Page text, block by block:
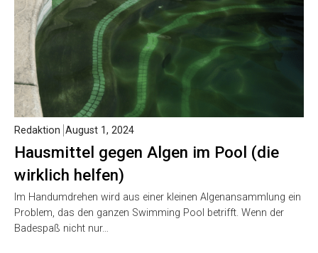
Hausmittel gegen Algen im Pool (die
wirklich helfen)
Redaktion August 1, 2024
Im Handumdrehen wird aus einer kleinen Algenansammlung ein
Problem, das den ganzen Swimming Pool betrifft. Wenn der
Badespaß nicht nur…